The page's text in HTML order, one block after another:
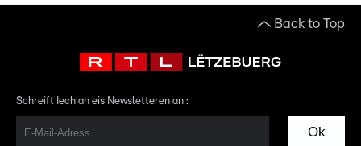
Back to Top
Schreift Iech an eis Newsletteren an :
Ok